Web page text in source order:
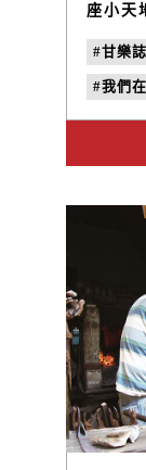
座小天
所經營
這片山
的夢想
#甘樂誌
#我們
#方正泰